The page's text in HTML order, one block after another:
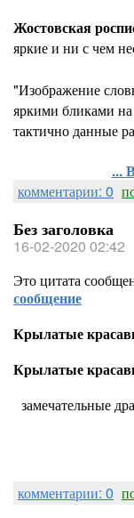
Жостовская
яркие и ни с чем
"Изображение
яркими бликами
тактично данные
...
комментарии: 0
Без заголовка
16-02-2020 02:42
Это цитата
сообщение
Крылатые
Крылатые
замечательные
комментарии: 0